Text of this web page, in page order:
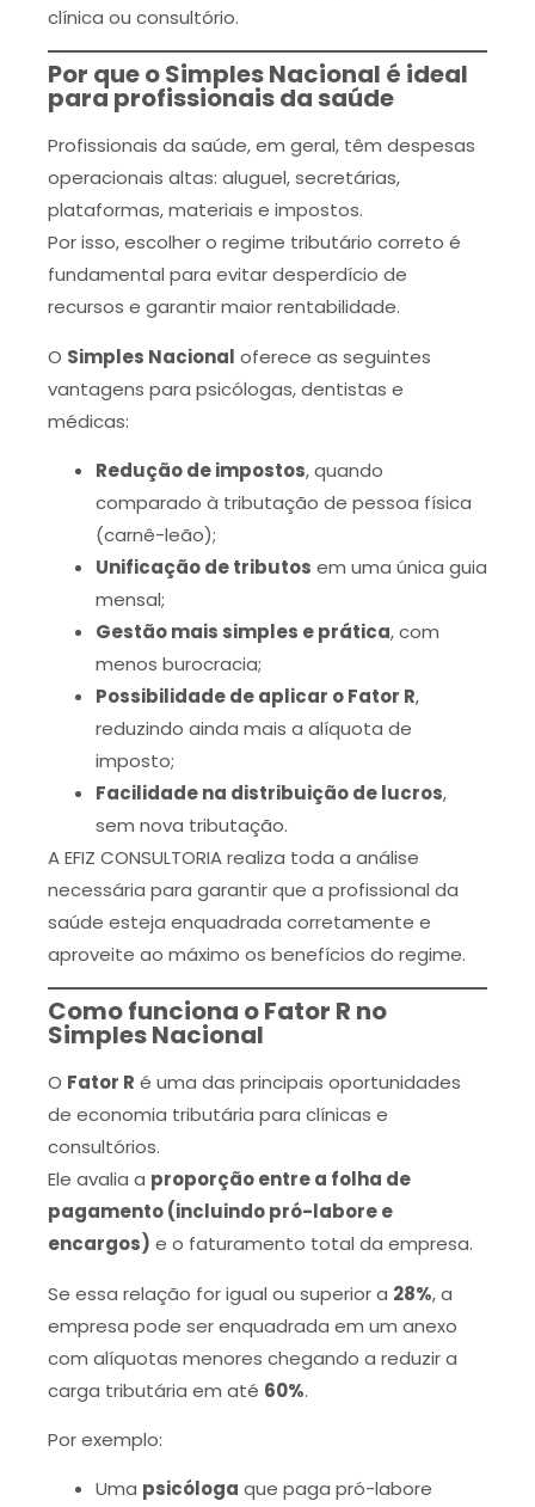
clínica ou consultório.
Por que o Simples Nacional é ideal
para profissionais da saúde
Profissionais da saúde, em geral, têm despesas
operacionais altas: aluguel, secretárias,
plataformas, materiais e impostos.
Por isso, escolher o regime tributário correto é
fundamental para evitar desperdício de
recursos e garantir maior rentabilidade.
O Simples Nacional oferece as seguintes
vantagens para psicólogas, dentistas e
médicas:
Redução de impostos, quando
comparado à tributação de pessoa física
(carnê-leão);
Unificação de tributos em uma única guia
mensal;
Gestão mais simples e prática, com
menos burocracia;
Possibilidade de aplicar o Fator R,
reduzindo ainda mais a alíquota de
imposto;
Facilidade na distribuição de lucros,
sem nova tributação.
A EFIZ CONSULTORIA realiza toda a análise
necessária para garantir que a profissional da
saúde esteja enquadrada corretamente e
aproveite ao máximo os benefícios do regime.
Como funciona o Fator R no
Simples Nacional
O Fator R é uma das principais oportunidades
de economia tributária para clínicas e
consultórios.
Ele avalia a proporção entre a folha de
pagamento (incluindo pró-labore e
encargos) e o faturamento total da empresa.
Se essa relação for igual ou superior a 28%, a
empresa pode ser enquadrada em um anexo
com alíquotas menores chegando a reduzir a
carga tributária em até 60%.
Por exemplo:
Uma psicóloga que paga pró-labore